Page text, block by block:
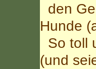
den
Hunde
So toll
(und